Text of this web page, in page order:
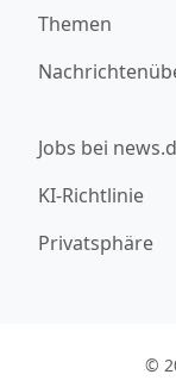
Themen
Jobs bei
KI-Richtlinie
Privatsphäre
©